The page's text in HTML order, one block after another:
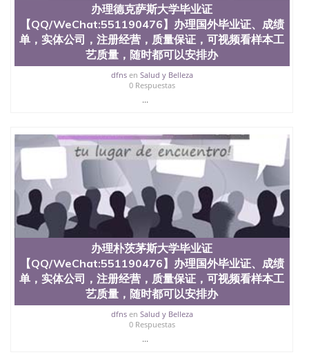
办理德克萨斯大学毕业证
【QQ/WeChat:551190476】办理国外毕业证、成绩
单，实体公司，注册经营，质量保证，可视频看样本工
艺质量，随时都可以安排办
dfnsen Salud y Belleza
0 Respuestas
...
办理朴茨茅斯大学毕业证
【QQ/WeChat:551190476】办理国外毕业证、成绩
单，实体公司，注册经营，质量保证，可视频看样本工
艺质量，随时都可以安排办
dfnsen Salud y Belleza
0 Respuestas
...